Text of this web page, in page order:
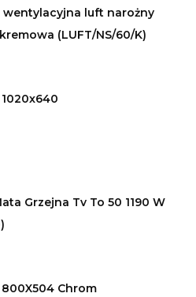
wentylacyjna luft narożny
(LUFT/NS/60/K)
Grzejna Tv To 50 1190 W
Chrom